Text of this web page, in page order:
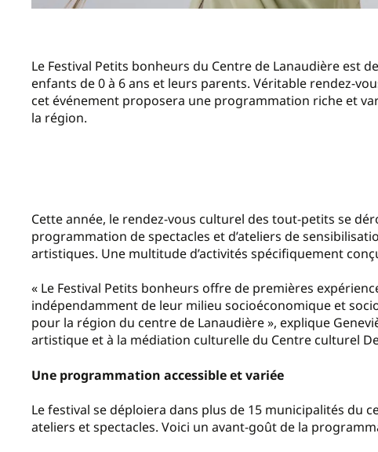
Le Festival Petits bonheurs du Centre de Lanaudière est
enfants de 0 à 6 ans et leurs parents. Véritable rendez-
cet événement proposera une programmation riche et
la région.
Cette année, le rendez-vous culturel des tout-petits se
programmation de spectacles et d’ateliers de
artistiques. Une multitude d’activités spécifiquement
« Le Festival Petits bonheurs offre de premières
indépendamment de leur milieu socioéconomique et
pour la région du centre de Lanaudière », explique
artistique et à la médiation culturelle du Centre culturel
Une programmation accessible et variée
Le festival se déploiera dans plus de 15 municipalités du
ateliers et spectacles. Voici un avant-goût de la